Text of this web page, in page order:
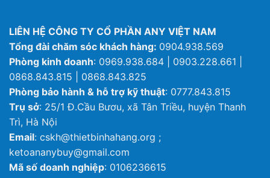
LIÊN HỆ CÔNG TY CỔ PHẦN ANY VIỆT NAM
Tổng đài chăm sóc khách hàng: 0904.938.569
Phòng kinh doanh: 0969.938.684 | 0903.228.661 |
0868.843.815 | 0868.843.825
Phòng bảo hành & hỗ trợ kỹ thuật: 0777.843.815
Trụ sở: 25/1 Đ.Cầu Bươu, xã Tân Triều, huyện Thanh
Trì, Hà Nội
Email: cskh@thietbinhahang.org ;
ketoananybuy@gmail.com
Mã số doanh nghiệp: 0106236615